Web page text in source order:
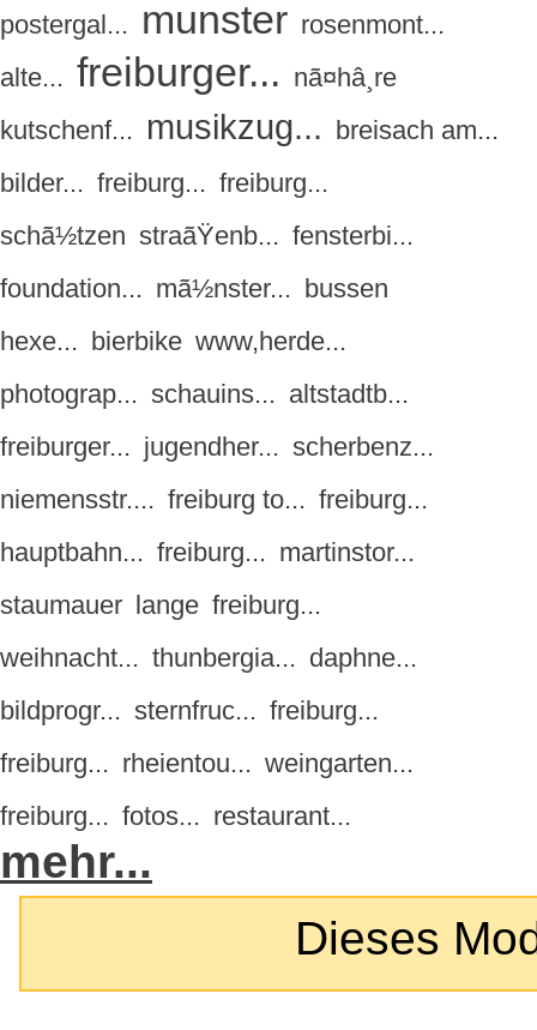
postergal... munster rosenmont...
alte... freiburger... nã¤hâ¸re
kutschenf... musikzug... breisach am...
bilder... freiburg... freiburg...
schã½tzen straãŸenb... fensterbi...
foundation... mã½nster... bussen
hexe... bierbike www,herde...
photograp... schauins... altstadtb...
freiburger... jugendher... scherbenz...
niemensstr.... freiburg to... freiburg...
hauptbahn... freiburg... martinstor...
staumauer lange freiburg...
weihnacht... thunbergia... daphne...
bildprogr... sternfruc... freiburg...
freiburg... rheientou... weingarten...
freiburg... fotos... restaurant...
mehr...
Dieses